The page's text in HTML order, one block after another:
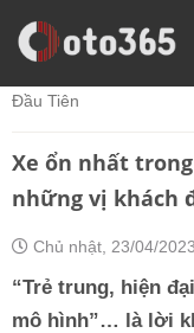
Trang Chủ
Đánh Giá
Đầu Tiên
Xe ổn nhất
những vị khách
Chủ nhật, 23/04/
“Trẻ trung, hiện
mô hình”… là lời